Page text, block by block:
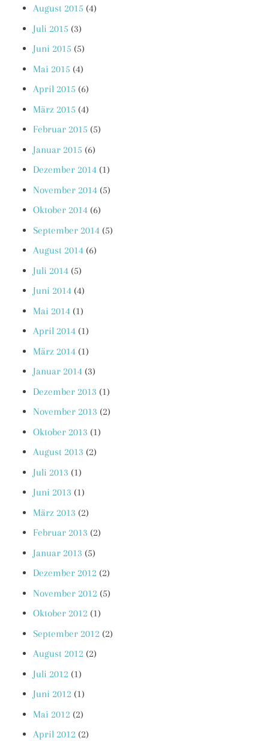
August 2015 (4)
Juli 2015 (3)
Juni 2015 (5)
Mai 2015 (4)
April 2015 (6)
März 2015 (4)
Februar 2015 (5)
Januar 2015 (6)
Dezember 2014 (1)
November 2014 (5)
Oktober 2014 (6)
September 2014 (5)
August 2014 (6)
Juli 2014 (5)
Juni 2014 (4)
Mai 2014 (1)
April 2014 (1)
März 2014 (1)
Januar 2014 (3)
Dezember 2013 (1)
November 2013 (2)
Oktober 2013 (1)
August 2013 (2)
Juli 2013 (1)
Juni 2013 (1)
März 2013 (2)
Februar 2013 (2)
Januar 2013 (5)
Dezember 2012 (2)
November 2012 (5)
Oktober 2012 (1)
September 2012 (2)
August 2012 (2)
Juli 2012 (1)
Juni 2012 (1)
Mai 2012 (2)
April 2012 (2)